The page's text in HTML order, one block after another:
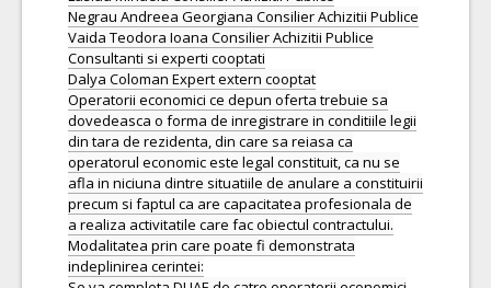
Negrau Andreea Georgiana Consilier Achizitii Publice
Vaida Teodora Ioana Consilier Achizitii Publice
Consultanti si experti cooptati
Dalya Coloman Expert extern cooptat
Operatorii economici ce depun oferta trebuie sa
dovedeasca o forma de inregistrare in conditiile legii
din tara de rezidenta, din care sa reiasa ca
operatorul economic este legal constituit, ca nu se
afla in niciuna dintre situatiile de anulare a constituirii
precum si faptul ca are capacitatea profesionala de
a realiza activitatile care fac obiectul contractului.
Modalitatea prin care poate fi demonstrata
indeplinirea cerintei: